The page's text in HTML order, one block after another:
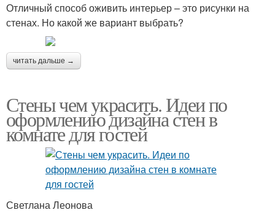
Отличный способ оживить интерьер – это рисунки на
стенах. Но какой же вариант выбрать?
читать дальше →
Стены чем украсить. Идеи по
оформлению дизайна стен в
комнате для гостей
Светлана Леонова